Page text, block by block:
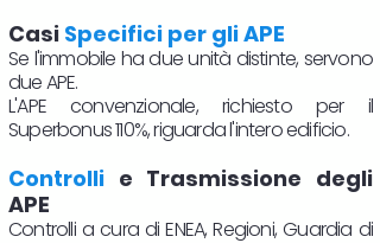
Casi Specifici per gli APE
Se l'immobile ha due unità distinte, servono
due APE.
L'APE convenzionale, richiesto per il
Superbonus 110%, riguarda l'intero edificio.
Controlli e Trasmissione degli
APE
Controlli a cura di ENEA, Regioni, Guardia di